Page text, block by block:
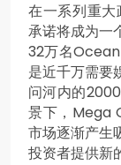
在一系列重
承诺将成为一
32万名
是近千万需要
问河内的
景下，Mega
市场逐渐产生
投资者提供新